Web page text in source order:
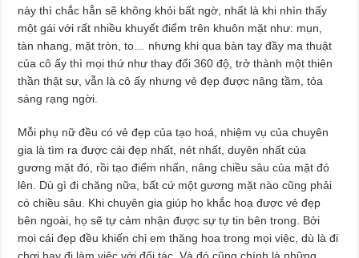
này thì chắc hẳn sẽ không khỏi bất ngờ, nhất là khi nhìn thấy
một gái với rất nhiều khuyết điểm trên khuôn mặt như: mụn,
tàn nhang, mặt tròn, to… nhưng khi qua bàn tay đầy ma thuật
của cô ấy thì mọi thứ như thay đổi 360 độ, trở thành một thiên
thần thật sự, vẫn là cô ấy nhưng vẻ đẹp được nâng tầm, tỏa
sáng rạng ngời.
Mỗi phụ nữ đều có vẻ đẹp của tạo hoá, nhiệm vụ của chuyên
gia là tìm ra được cái đẹp nhất, nét nhất, duyên nhất của
gương mặt đó, rồi tạo điểm nhấn, nâng chiều sâu của mặt đó
lên. Dù gì đi chăng nữa, bất cứ một gương mặt nào cũng phải
có chiều sâu. Khi chuyên gia giúp họ khắc hoạ được vẻ đẹp
bên ngoài, họ sẽ tự cảm nhận được sự tự tin bên trong. Bởi
mọi cái đẹp đều khiến chị em thăng hoa trong mọi việc, dù là đi